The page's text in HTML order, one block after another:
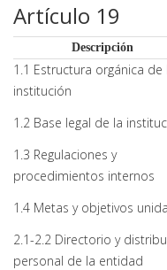
Artículo 19
Descripción
1.1 Estructura orgánica de
institución
1.2 Base legal de la
1.3 Regulaciones y
procedimientos internos
1.4 Metas y objetivos
2.1-2.2 Directorio y
personal de la entidad